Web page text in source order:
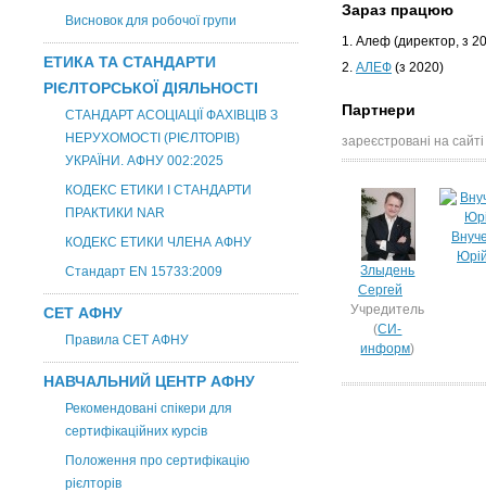
Висновок для робочої групи
ЕТИКА ТА СТАНДАРТИ
РІЄЛТОРСЬКОЇ ДІЯЛЬНОСТІ
СТАНДАРТ АСОЦІАЦІЇ ФАХІВЦІВ З
НЕРУХОМОСТІ (РІЄЛТОРІВ)
УКРАЇНИ. АФНУ 002:2025
КОДЕКС ЕТИКИ І СТАНДАРТИ
ПРАКТИКИ NAR
КОДЕКС ЕТИКИ ЧЛЕНА АФНУ
Стандарт EN 15733:2009
СЕТ АФНУ
Правила СЕТ АФНУ
НАВЧАЛЬНИЙ ЦЕНТР АФНУ
Рекомендовані спікери для
сертифікаційних курсів
Положення про сертифікацію
рієлторів
Зараз працюю
1. Алеф (директор, з
2. АЛЕФ (з 2020)
Партнери
зареєстровані на сайті
Злыдень
Сергей
Учредитель
(СИ-
информ)